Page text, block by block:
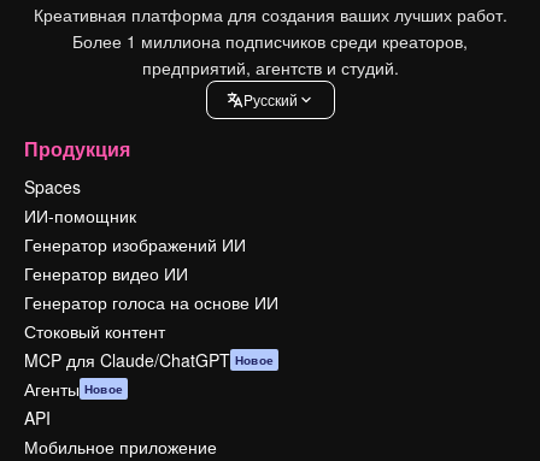
Креативная платформа для создания ваших лучших работ.
Более 1 миллиона подписчиков среди креаторов,
предприятий, агентств и студий.
Pусский
Продукция
Spaces
ИИ-помощник
Генератор изображений ИИ
Генератор видео ИИ
Генератор голоса на основе ИИ
Стоковый контент
MCP для Claude/ChatGPT Новое
Агенты Новое
API
Мобильное приложение